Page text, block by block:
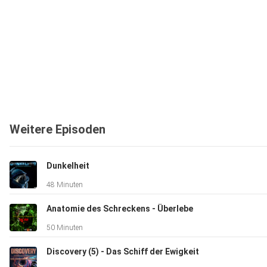
Weitere Episoden
Dunkelheit
48 Minuten
Anatomie des Schreckens - Überlebe
50 Minuten
Discovery (5) - Das Schiff der Ewigkeit